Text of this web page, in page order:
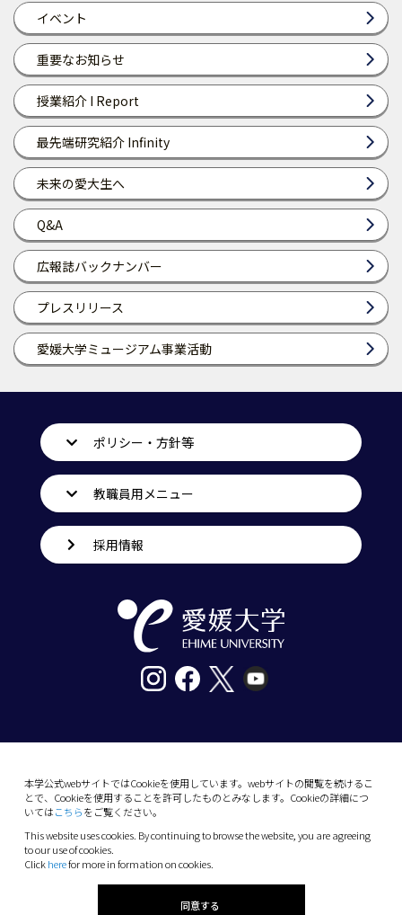
イベント
重要なお知らせ
授業紹介 I Report
最先端研究紹介 Infinity
未来の愛大生へ
Q&A
広報誌バックナンバー
プレスリリース
愛媛大学ミュージアム事業活動
本学公式webサイトではCookieを使用しています。webサイトの閲覧を続けるこ
とで、Cookieを使用することを許可したものとみなします。Cookieの詳細につ
いてはこちらをご覧ください。
This website uses cookies. By continuing to browse the website, you are agreeing
to our use of cookies.
Clickherefor more in formation on cookies.
同意する
ポリシー・方針等
教職員用メニュー
採用情報
10-13 Dogo-Himata, Matsuyama, Ehime 790-
Phone: +81 89-927-9000
(C) 2026 Ehime University.